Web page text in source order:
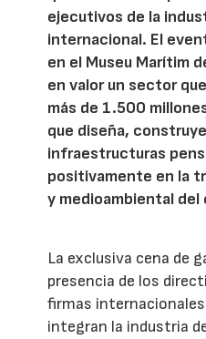
ejecutivos de la
internacional. El
en el Museu Marítim
en valor un sector
más de 1.500
que diseña,
infraestructuras
positivamente en la
y medioambiental del
La exclusiva cena de
presencia de los
firmas
integran la industria